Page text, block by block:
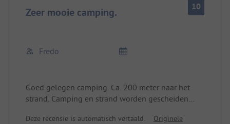
Zeer mooie camping. 10
Fredo
Goed gelegen camping. Ca. 200 meter naar het
strand. Camping en strand worden gescheiden
Terrein zeer ruim en vlak. Ruime plaatsen.
Deze recensie is automatisch vertaald.
Originele